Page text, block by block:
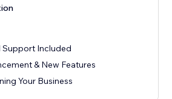
Support Included
& New Features
Your Business